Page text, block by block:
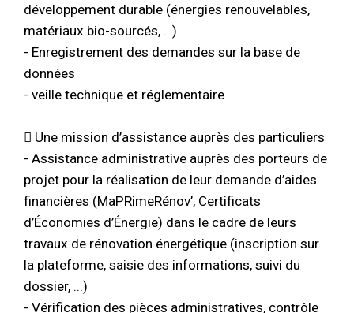
développement durable (énergies renouvelables,
matériaux bio-sourcés, …)
- Enregistrement des demandes sur la base de
données
- veille technique et réglementaire
 Une mission d’assistance auprès des particuliers
- Assistance administrative auprès des porteurs de
projet pour la réalisation de leur demande d’aides
financières (MaPRimeRénov’, Certificats
d’Économies d’Énergie) dans le cadre de leurs
travaux de rénovation énergétique (inscription sur
la plateforme, saisie des informations, suivi du
dossier, ...)
- Vérification des pièces administratives, contrôle